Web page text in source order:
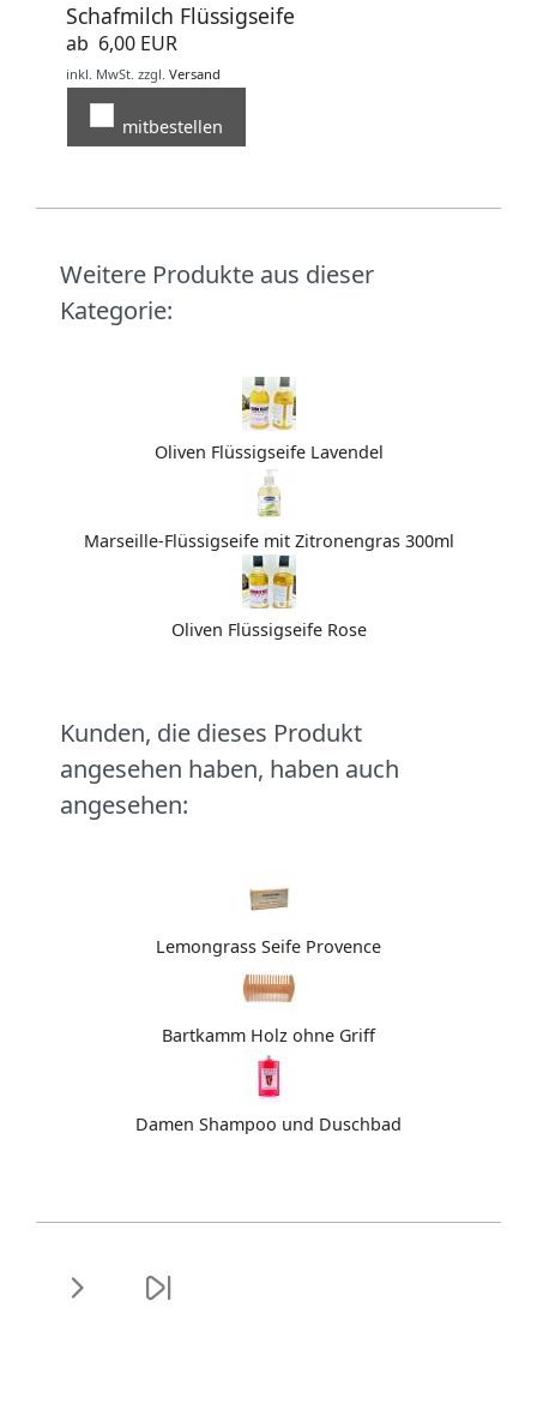
Schafmilch Flüssigseife
ab 6,00 EUR
inkl. MwSt. zzgl. Versand
mitbestellen
Weitere Produkte aus dieser
Kategorie:
Oliven Flüssigseife Lavendel
Marseille-Flüssigseife mit Zitronengras 300ml
Oliven Flüssigseife Rose
Kunden, die dieses Produkt
angesehen haben, haben auch
angesehen:
Lemongrass Seife Provence
Bartkamm Holz ohne Griff
Damen Shampoo und Duschbad